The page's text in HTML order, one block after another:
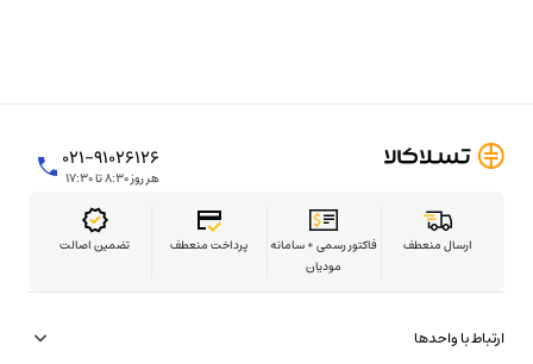
۰۲۱-۹۱۰۲۶۱۲۶
هر روز ۸:۳۰ تا ۱۷:۳۰
تضمین اصالت پرداخت منعطف
فاکتور رسمی + سامانه
مودیان
ارسال منعطف
ارتباط با واحدها